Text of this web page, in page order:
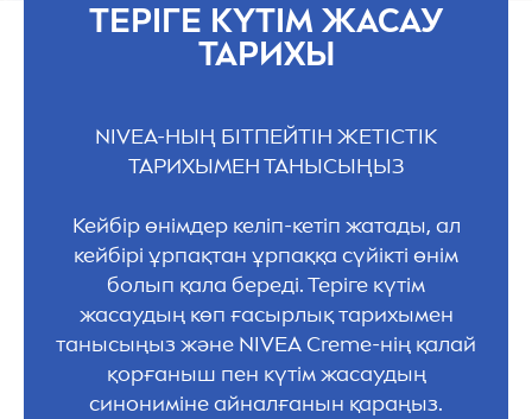
ТЕРІГЕ КҮТІМ ЖАСАУ
ТАРИХЫ
NIVEA-НЫҢ БІТПЕЙТІН ЖЕТІСТІК
ТАРИХЫМЕН ТАНЫСЫҢЫЗ
Кейбір өнімдер келіп-кетіп жатады, ал
кейбірі ұрпақтан ұрпаққа сүйікті өнім
болып қала береді. Теріге күтім
жасаудың көп ғасырлық тарихымен
танысыңыз және NIVEA Creme-нің қалай
қорғаныш пен күтім жасаудың
синониміне айналғанын қараңыз.